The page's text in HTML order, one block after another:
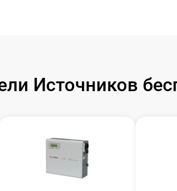
Источников